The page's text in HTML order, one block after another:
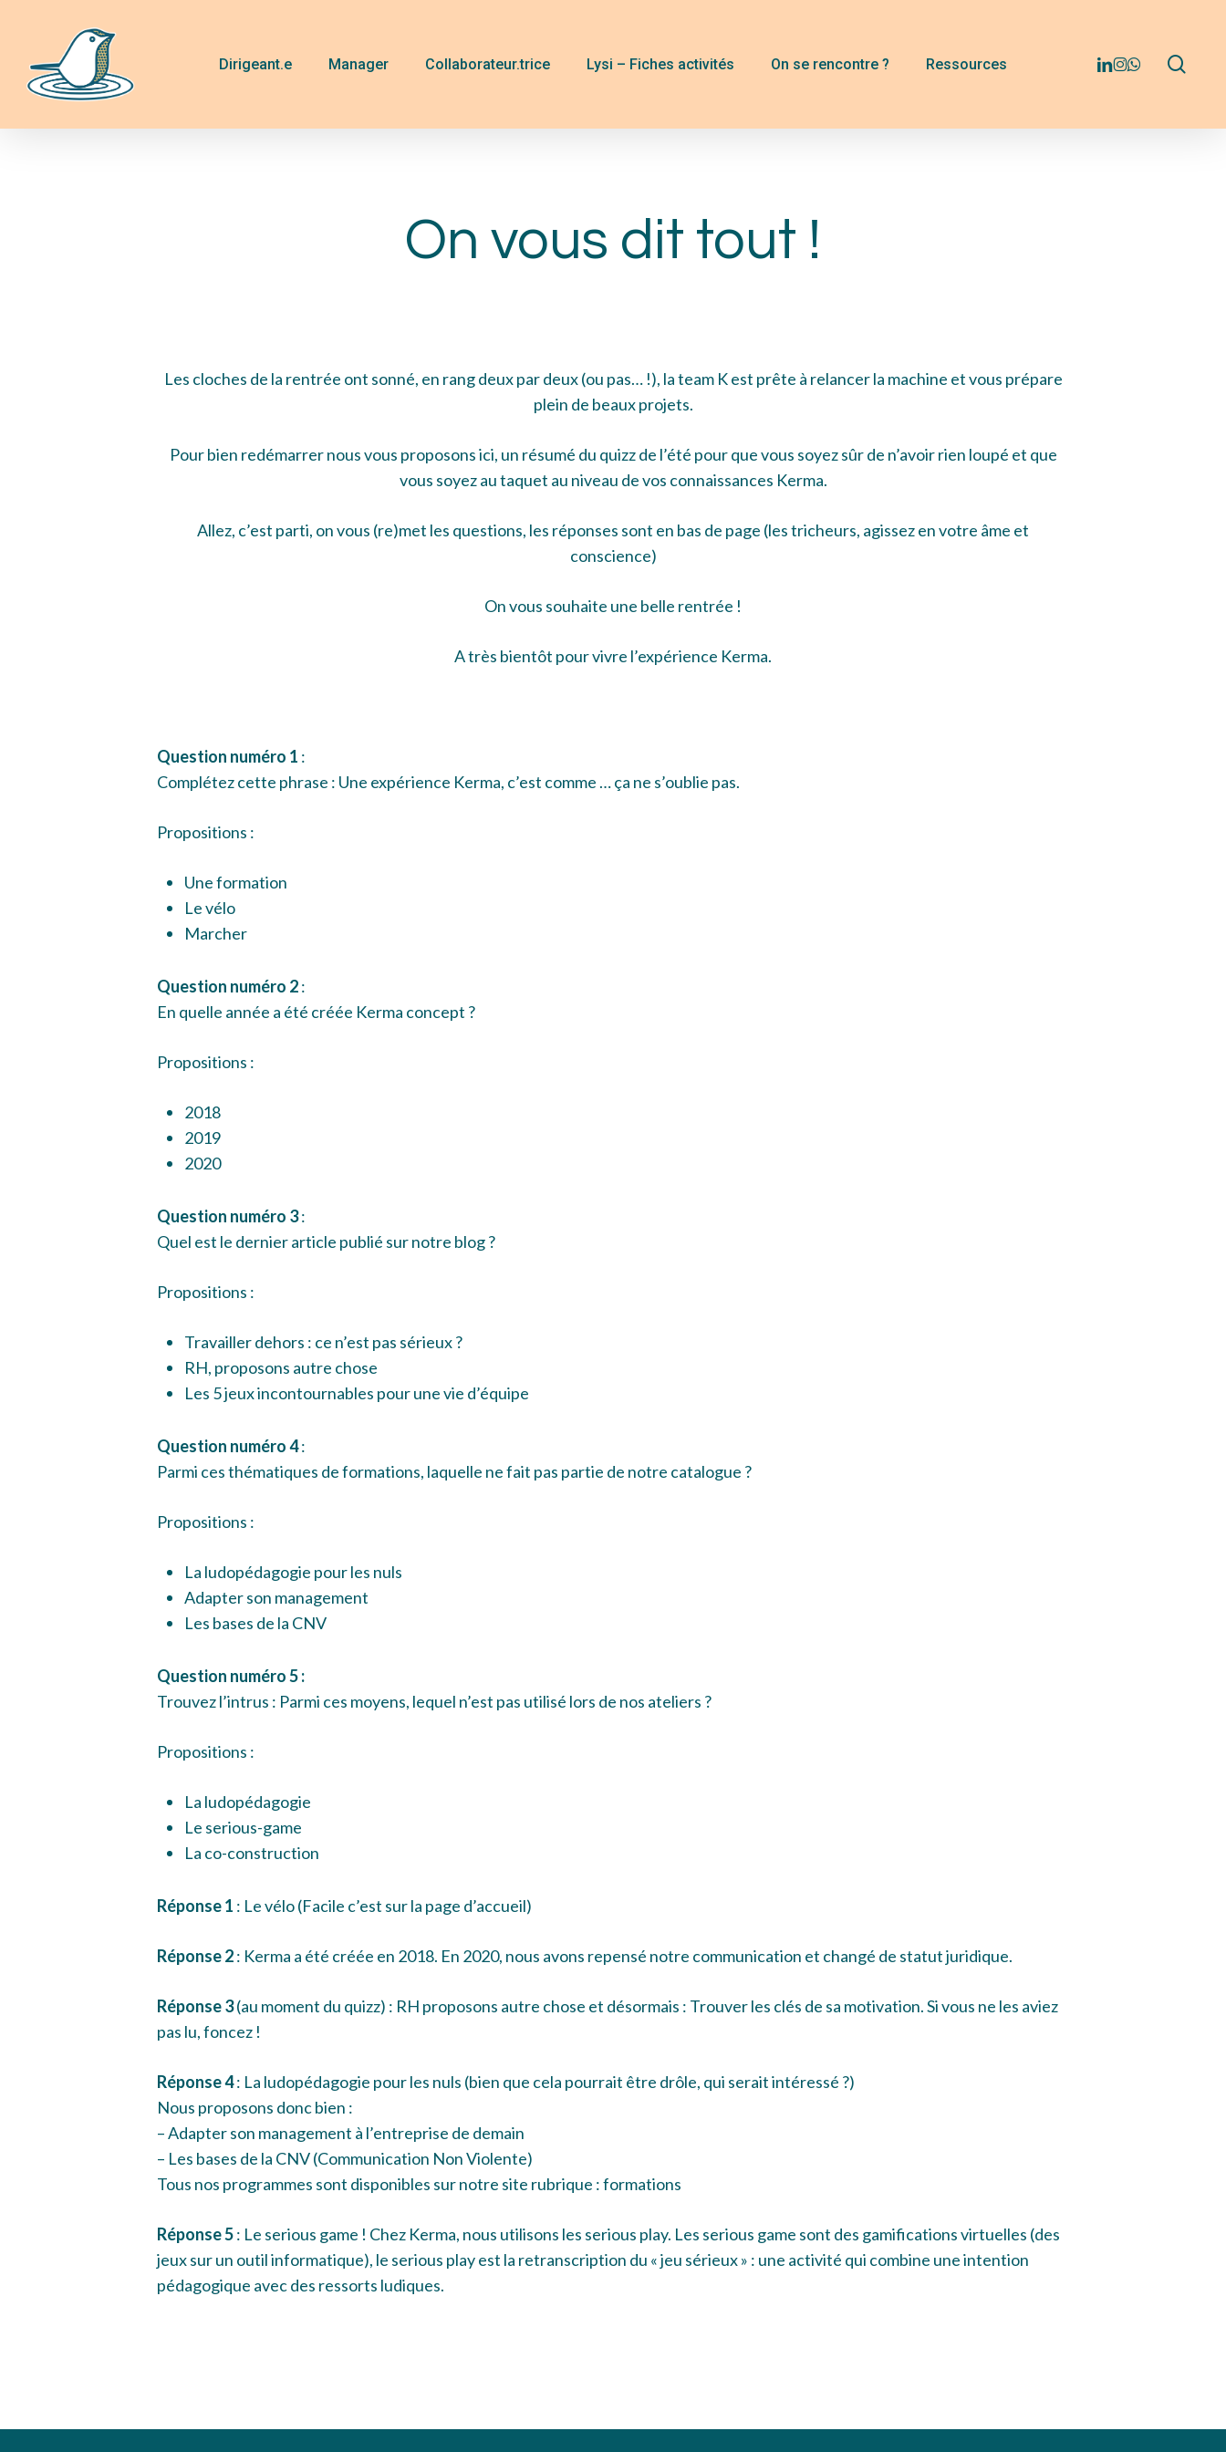
main
content
Dirigeant.e Manager Collaborateur.trice Lysi – Fiches activités On se rencontre ? Ressources linkedin
instagram
whatsapp
On vous dit tout !
Les cloches de la rentrée ont sonné, en rang deux par deux (ou pas… !), la team K est prête à relancer la machine et vous prépare
plein de beaux projets.
Pour bien redémarrer nous vous proposons ici, un résumé du quizz de l’été pour que vous soyez sûr de n’avoir rien loupé et que
vous soyez au taquet au niveau de vos connaissances Kerma.
Allez, c’est parti, on vous (re)met les questions, les réponses sont en bas de page (les tricheurs, agissez en votre âme et
conscience)
On vous souhaite une belle rentrée !
A très bientôt pour vivre l’expérience Kerma.
Question numéro 1 :
Complétez cette phrase : Une expérience Kerma, c’est comme … ça ne s’oublie pas.
Propositions :
Une formation
Le vélo
Marcher
Question numéro 2:
En quelle année a été créée Kerma concept ?
Propositions :
2018
2019
2020
Question numéro 3:
Quel est le dernier article publié sur notre blog ?
Propositions :
Travailler dehors : ce n’est pas sérieux ?
RH, proposons autre chose
Les 5 jeux incontournables pour une vie d’équipe
Question numéro 4:
Parmi ces thématiques de formations, laquelle ne fait pas partie de notre catalogue ?
Propositions :
La ludopédagogie pour les nuls
Adapter son management
Les bases de la CNV
Question numéro 5 :
Trouvez l’intrus : Parmi ces moyens, lequel n’est pas utilisé lors de nos ateliers ?
Propositions :
La ludopédagogie
Le serious-game
La co-construction
Réponse 1 : Le vélo (Facile c’est sur la page d’accueil)
Réponse 2: Kerma a été créée en 2018. En 2020, nous avons repensé notre communication et changé de statut juridique.
Réponse 3(au moment du quizz) : RH proposons autre chose et désormais : Trouver les clés de sa motivation. Si vous ne les aviez
pas lu, foncez !
Réponse 4: La ludopédagogie pour les nuls (bien que cela pourrait être drôle, qui serait intéressé ?)
Nous proposons donc bien :
– Adapter son management à l’entreprise de demain
– Les bases de la CNV (Communication Non Violente)
Tous nos programmes sont disponibles sur notre site rubrique :formations
Réponse 5: Le serious game ! Chez Kerma, nous utilisons les serious play. Les serious game sont des gamifications virtuelles (des
jeux sur un outil informatique), le serious play est la retranscription du « jeu sérieux » : une activité qui combine une intention
pédagogique avec des ressorts ludiques.